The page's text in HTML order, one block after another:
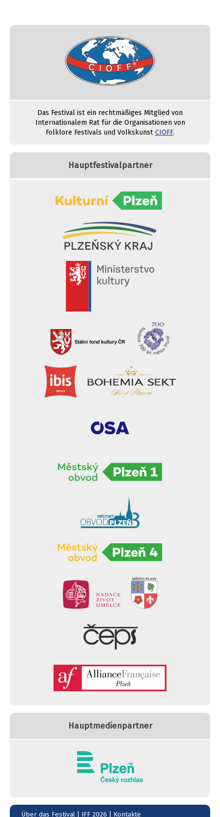
Das Festival ist ein rechtmäßiges Mitglied von
Internationalem Rat für die Organisationen von
Folklore Festivals und Volkskunst CIOFF.
Hauptfestivalpartner
Hauptmedienpartner
Über das Festival IFF 2026 Kontakte